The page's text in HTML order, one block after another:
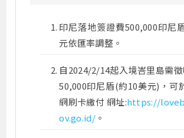
印尼落地簽證費500,000印尼
元依匯率調整。
自2024/2/14起入境峇里島需
50,000印尼盾(約10美元)，可
網刷卡繳付 網址:https://
ov.go.id/。